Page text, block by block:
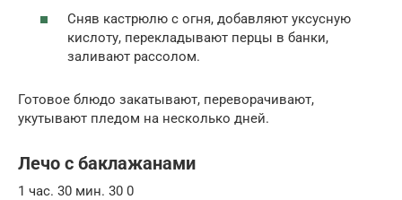
Сняв кастрюлю с огня, добавляют уксусную
кислоту, перекладывают перцы в банки,
заливают рассолом.
Готовое блюдо закатывают, переворачивают,
укутывают пледом на несколько дней.
Лечо с баклажанами
1 час. 30 мин. 30 0